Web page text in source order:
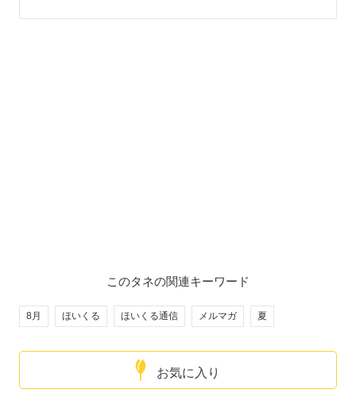
お気に入り
このタネの関連キーワード
8月 ほいくる ほいくる通信 メルマガ 夏